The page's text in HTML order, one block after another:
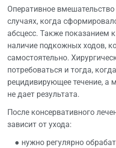
Оперативное
случаях, когда
абсцесс. Также показанием
наличие подкожных ходов,
самостоятельно.
потребоваться и тогда,
рецидивирующее течение, а
не дает результата.
После консервативного
зависит от ухода:
● нужно регулярно